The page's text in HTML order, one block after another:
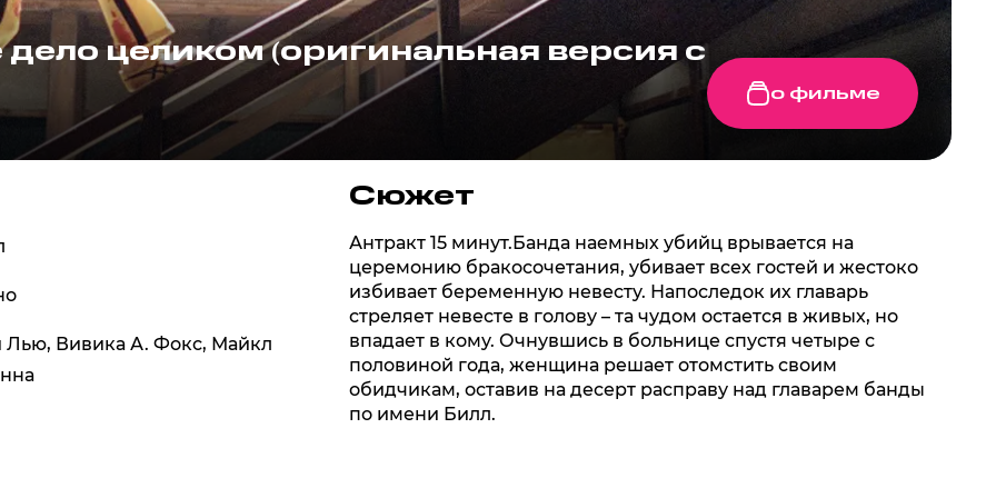
целиком (оригинальная версия с
о фильме
Лью, Вивика А. Фокс, Майкл
Сюжет
Антракт 15 минут.Банда наемных убийц врывается на
церемонию бракосочетания, убивает всех гостей и жестоко
избивает беременную невесту. Напоследок их главарь
стреляет невесте в голову – та чудом остается в живых, но
впадает в кому. Очнувшись в больнице спустя четыре с
половиной года, женщина решает отомстить своим
обидчикам, оставив на десерт расправу над главарем банды
по имени Билл.